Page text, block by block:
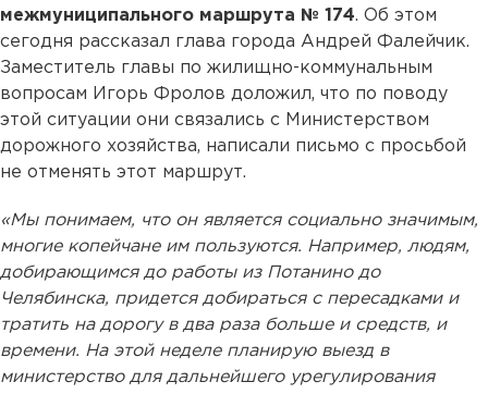
межмуниципального маршрута № 174. Об этом
сегодня рассказал глава города Андрей Фалейчик.
Заместитель главы по жилищно-коммунальным
вопросам Игорь Фролов доложил, что по поводу
этой ситуации они связались с Министерством
дорожного хозяйства, написали письмо с просьбой
не отменять этот маршрут.
«Мы понимаем, что он является социально значимым,
многие копейчане им пользуются. Например, людям,
добирающимся до работы из Потанино до
Челябинска, придется добираться с пересадками и
тратить на дорогу в два раза больше и средств, и
времени. На этой неделе планирую выезд в
министерство для дальнейшего урегулирования